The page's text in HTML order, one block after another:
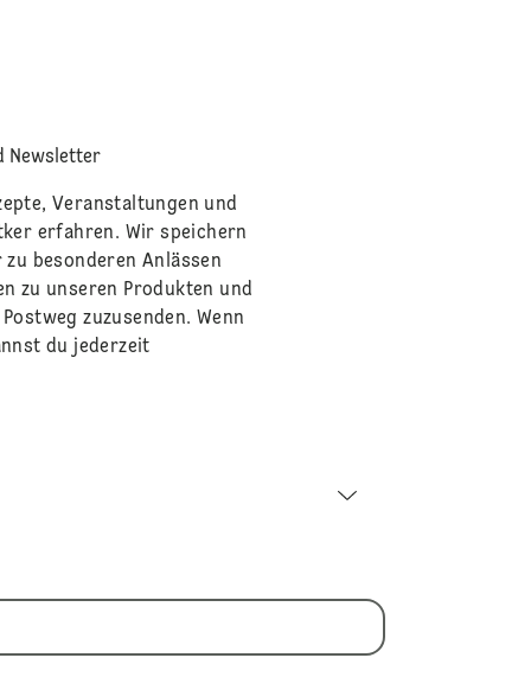
Newsletter
Veranstaltungen und
erfahren. Wir speichern
besonderen Anlässen
zu unseren Produkten und
zuzusenden. Wenn
du jederzeit